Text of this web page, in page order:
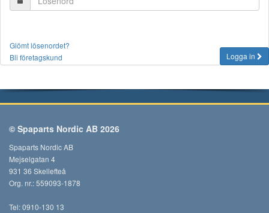
Glömt lösenordet?
Bli företagskund
Logga in
© Spaparts Nordic AB 2026
Spaparts Nordic AB
Mejselgatan 4
931 36 Skellefteå
Org. nr.: 559093-1878
Tel: 0910-130 13